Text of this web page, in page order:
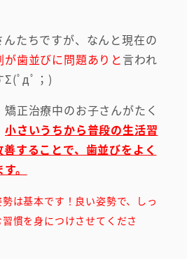
たちですが、なんと現在の
が歯並びに問題ありと言われ
Σ(ﾟдﾟ；)
矯正治療中のお子さんがたく
小さいうちから普段の生活習
することで、歯並びをよく
。
は基本です！良い姿勢で、しっ
慣を身につけさせてくださ